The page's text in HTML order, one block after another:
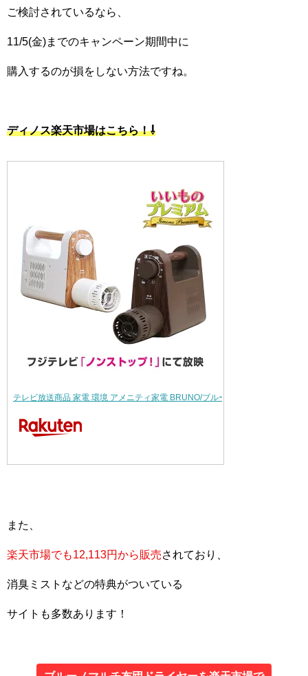
ご検討されているなら、
11/5(金)までのキャンペーン期間中に
購入するのが損をしない方法ですね。
ディノス楽天市場はこちら！⇩
テレビ放送商品 家電 環境 アメニティ家電 BRUNO/ブルーノ マルチふとんド…
また、
楽天市場でも12,113円から販売されており、
消臭ミストなどの特典がついている
サイトも多数あります！